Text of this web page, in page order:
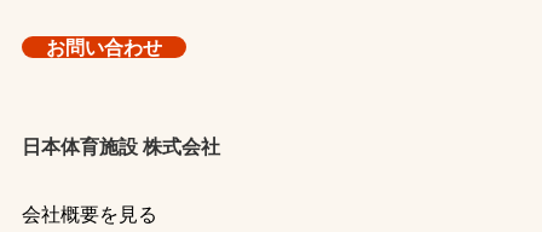
お問い合わせ
日本体育施設 株式会社
会社概要を見る